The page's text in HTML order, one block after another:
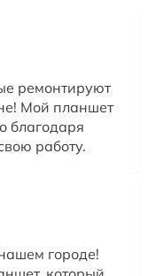
ремонтируют
Мой планшет
благодаря
работу.
городе!